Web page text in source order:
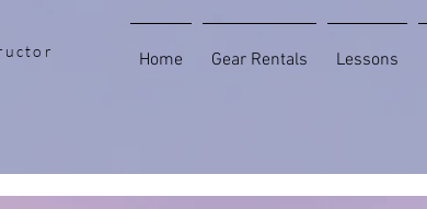
Home Gear Rentals Lessons